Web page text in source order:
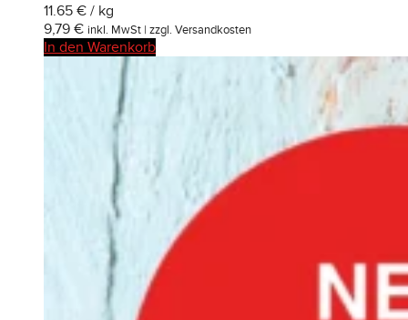
11.65 € / kg
9,79 € inkl. MwSt | zzgl. Versandkosten
In den Warenkorb